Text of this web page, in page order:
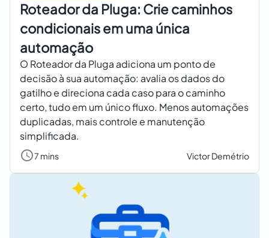
Roteador da Pluga: Crie caminhos
condicionais em uma única
automação
O Roteador da Pluga adiciona um ponto de
decisão à sua automação: avalia os dados do
gatilho e direciona cada caso para o caminho
certo, tudo em um único fluxo. Menos automações
duplicadas, mais controle e manutenção
simplificada.
7 mins Victor Demétrio